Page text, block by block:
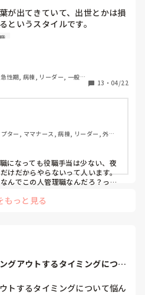
が出てきていて、出世とかは損
というスタイルです。
絶対ならないっていう方がいま
話を知りたいです。
性期, 病棟, リーダー, 一般病
13 ・ 04/22
ター, ママナース, 病棟, リーダー, 外来,
になっても役職手当は少ない、夜
けだからやらないって人います。
んでこの人管理職なんだろ？って
な慕ってる！って人は管理職にな
もっと見る
グアウトするタイミングについ
トするタイミングについて悩ん